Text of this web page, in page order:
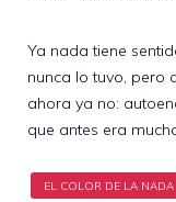
Ya nada tiene
nunca lo tuvo, pero
ahora ya no:
que antes era